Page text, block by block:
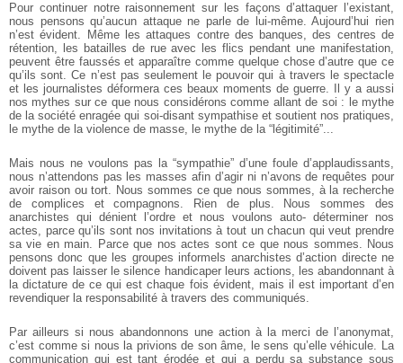
Pour continuer notre raisonnement sur les façons d’attaquer l’existant,
nous pensons qu’aucun attaque ne parle de lui-même. Aujourd’hui rien
n’est évident. Mêmeles attaques contre des banques, des centres de
rétention, les batailles de rue avec les flics pendant une manifestation,
peuvent être faussés et apparaître comme quelquechose d’autre que ce
qu’ils sont. Ce n’est pas seulement le pouvoir qui à travers lespectacle
et les journalistes déformera ces beaux moments de guerre. Il y a aussi
nos mythes sur ce que nous considérons comme allant de soi : le mythe
de la société enragée qui soi-disant sympathise et soutient nos pratiques,
le mythe de la violence de masse, le mythe de la “légitimité”...
Mais nous ne voulons pas la “sympathie” d’une foule d’applaudissants,
nous n’attendons pas les masses afin d’agir ni n’avons de requêtes pour
avoir raison ou tort. Nous sommes ce que nous sommes, à la recherche
de complices et compagnons. Rien de plus. Nous sommes des
anarchistes qui dénient l’ordre et nous voulons auto- déterminer nos
actes, parce qu’ils sont nos invitations à tout un chacun qui veut prendre
sa vie en main. Parce que nos actes sont ce que nous sommes. Nous
pensons donc que les groupes informels anarchistes d’action directe ne
doivent pas laisser le silence handicaper leurs actions, les abandonnant à
la dictature de ce qui est chaque fois évident, mais il est important d’en
revendiquer la responsabilité à travers des communiqués.
Par ailleurs si nous abandonnons une action à la merci de l’anonymat,
c’est comme si nous la privions de son âme, le sens qu’elle véhicule. La
communication qui est tant érodée et qui a perdu sa substance sous